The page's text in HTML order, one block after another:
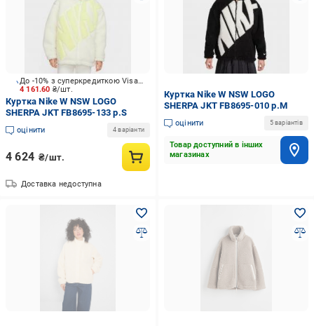
4 161.60 ₴/шт.
До -10% з суперкредиткою Visa Вигода
Куртка Nike W NSW LOGO
SHERPA JKT FB8695-133 р.S
оцінити 4 варіанти
4 624 ₴/шт.
Доставка недоступна
Куртка Nike W NSW LOGO
SHERPA JKT FB8695-010 р.M
оцінити 5 варіантів
Товар доступний в інших
магазинах